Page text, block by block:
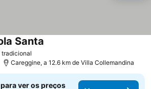
Santa
Careggine, a 12.6 km de Villa Collemandina
ver os preços